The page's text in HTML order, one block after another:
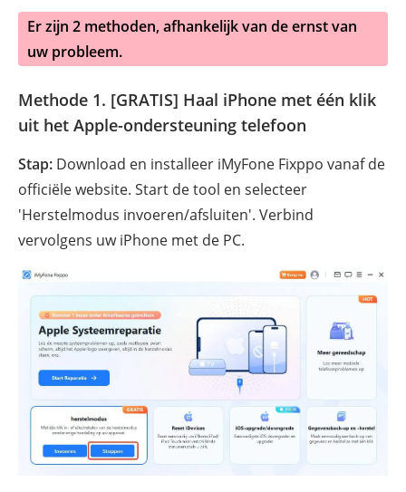
Er zijn 2 methoden, afhankelijk van de ernst van
uw probleem.
Methode 1. [GRATIS] Haal iPhone met één klik
uit het Apple-ondersteuning telefoon
Stap: Download en installeer iMyFone Fixppo vanaf de
officiële website. Start de tool en selecteer
'Herstelmodus invoeren/afsluiten'. Verbind
vervolgens uw iPhone met de PC.